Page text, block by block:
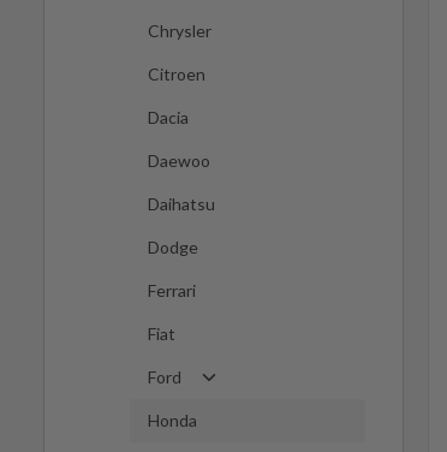
Chrysler
Citroen
Dacia
Daewoo
Daihatsu
Dodge
Ferrari
Fiat
Ford
Honda